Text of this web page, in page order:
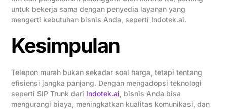
untuk bekerja sama dengan penyedia layanan yang
mengerti kebutuhan bisnis Anda, seperti Indotek.ai.
Kesimpulan
Telepon murah bukan sekadar soal harga, tetapi tentang
efisiensi jangka panjang. Dengan mengadopsi teknologi
seperti SIP Trunk dari Indotek.ai , bisnis Anda bisa
mengurangi biaya, meningkatkan kualitas komunikasi, dan